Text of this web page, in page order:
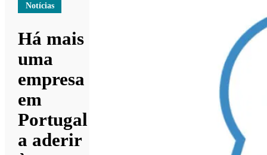
Notícias
Há mais
uma
empresa
em
Portugal
a aderir